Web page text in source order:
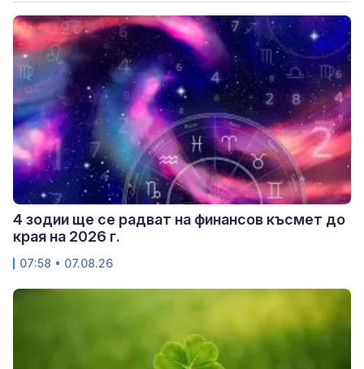
4 зодии ще се радват на финансов късмет до
края на 2026 г.
07:58 • 07.08.26